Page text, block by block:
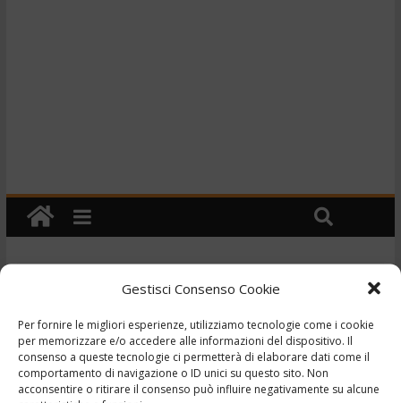
Gestisci Consenso Cookie
Per fornire le migliori esperienze, utilizziamo tecnologie come i cookie
per memorizzare e/o accedere alle informazioni del dispositivo. Il
consenso a queste tecnologie ci permetterà di elaborare dati come il
comportamento di navigazione o ID unici su questo sito. Non
acconsentire o ritirare il consenso può influire negativamente su alcune
TG – Donna precipita dal
balcone e muore –
17/4/2023